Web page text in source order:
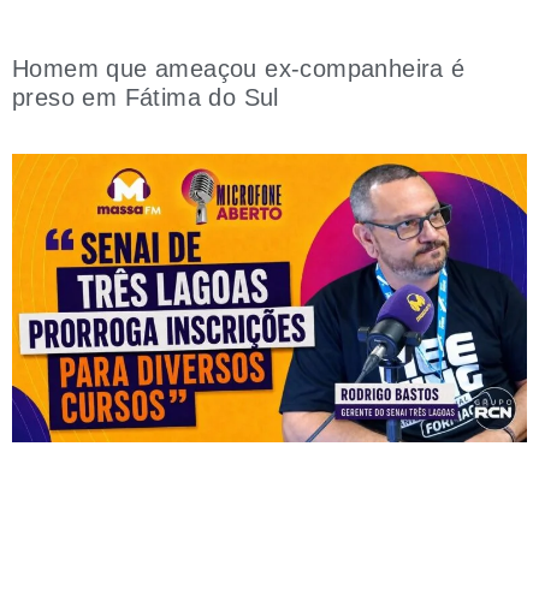
Homem que ameaçou ex-companheira é
preso em Fátima do Sul